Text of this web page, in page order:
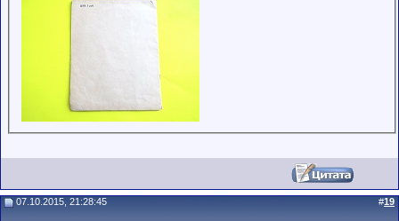
07.10.2015, 21:28:45 #19